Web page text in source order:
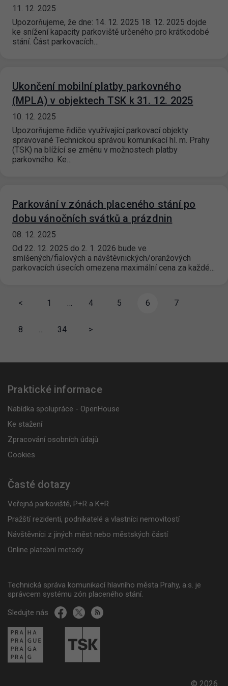
11. 12. 2025
Upozorňujeme, že dne: 14. 12. 2025 18. 12. 2025 dojde
ke snížení kapacity parkoviště určeného pro krátkodobé
stání. Část parkovacích…
Ukončení mobilní platby parkovného
(MPLA) v objektech TSK k 31. 12. 2025
10. 12. 2025
Upozorňujeme řidiče využívající parkovací objekty
spravované Technickou správou komunikací hl. m. Prahy
(TSK) na blížící se změnu v možnostech platby
parkovného. Ke…
Parkování v zónách placeného stání po
dobu vánočních svátků a prázdnin
08. 12. 2025
Od 22. 12. 2025 do 2. 1. 2026 bude ve
smíšených/fialových a návštěvnických/oranžových
parkovacích úsecích omezena maximální cena za každé…
< 1 … 4 5 6 7
8 … 34 >
Praktické informace
Nabídka spolupráce - OpenHouse
Ke stažení
Zpracování osobních údajů
Cookies
Časté dotazy
Veřejná parkoviště, P+R a K+R
Pražští rezidenti, podnikatelé a vlastníci nemovitostí
Návštěvníci z jiných měst nebo městských částí
Online platební metody
Technická správa komunikací hlavního města Prahy, a.s. je
správcem systému zón placeného stání.
Sledujte nás
© 2026